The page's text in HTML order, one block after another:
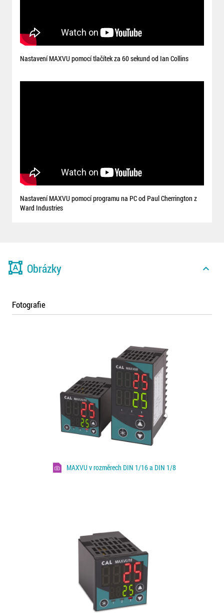
Nastavení MAXVU pomocí tlačítek za 60 sekund od Ian Collins
Nastavení MAXVU pomocí programu na PC od Paul Cherrington z
Ward Industries
format_shapes Obrázky expand_less
Fotografie
MAXVU v rozměrech DIN 1/16 a DIN 1/8